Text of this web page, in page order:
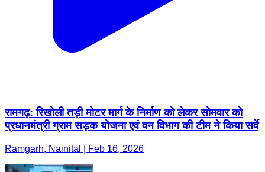
रामगढ़: रिखोली तड़ी मोटर मार्ग के निर्माण को लेकर सोमवार को
प्रधानमंत्री ग्राम सड़क योजना एवं वन विभाग की टीम ने किया सर्वे
Ramgarh, Nainital | Feb 16, 2026